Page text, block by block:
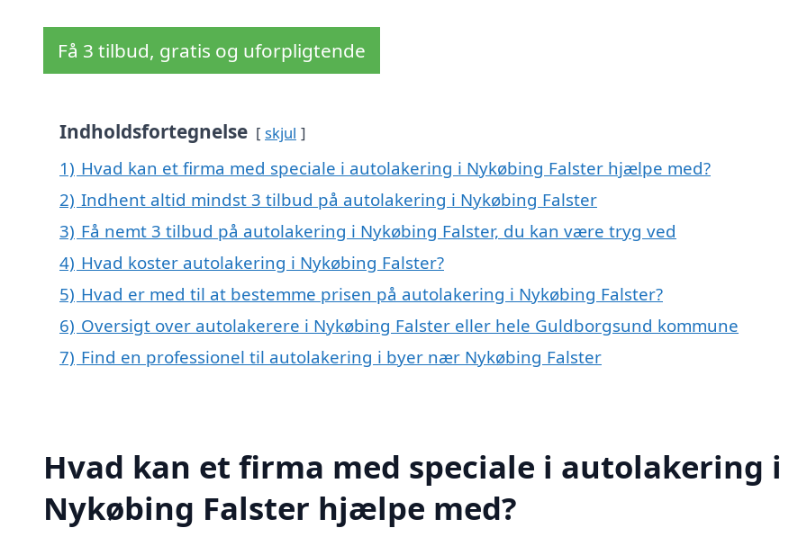
Få 3 tilbud, gratis og uforpligtende
Indholdsfortegnelse skjul
1) Hvad kan et firma med speciale i autolakering i Nykøbing Falster hjælpe med?
2) Indhent altid mindst 3 tilbud på autolakering i Nykøbing Falster
3) Få nemt 3 tilbud på autolakering i Nykøbing Falster, du kan være tryg ved
4) Hvad koster autolakering i Nykøbing Falster?
5) Hvad er med til at bestemme prisen på autolakering i Nykøbing Falster?
6) Oversigt over autolakerere i Nykøbing Falster eller hele Guldborgsund kommune
7) Find en professionel til autolakering i byer nær Nykøbing Falster
Hvad kan et firma med speciale i autolakering i
Nykøbing Falster hjælpe med?